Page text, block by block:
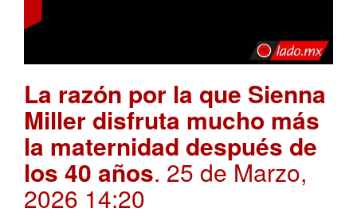
La razón por la que Sienna
Miller disfruta mucho más
la maternidad después de
los 40 años. 25 de Marzo,
2026 14:20